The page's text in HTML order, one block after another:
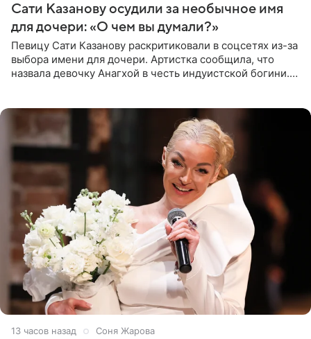
Сати Казанову осудили за необычное имя
для дочери: «О чем вы думали?»
Певицу Сати Казанову раскритиковали в соцсетях из-за
выбора имени для дочери. Артистка сообщила, что
назвала девочку Анагхой в честь индуистской богини.
13 часов назад Соня Жарова